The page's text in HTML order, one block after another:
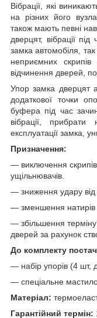
Вібрації, які
на різних його
також мають певні
дверцят, вібрації
замка автомобіля,
неприємних
відчинення дверей,
Упор замка дверцят
додаткової точки
буфера під час
вібрації, прибрати
експлуатації замка,
Призначення:
— виключення
ущільнювачів.
— зниження удару від
— зменшення натирів
— збільшення терміну
дверей за рахунок
До комплекту
— набір упорів (4 шт,
— спеціальне
Матеріал:
Гарантійний термін: